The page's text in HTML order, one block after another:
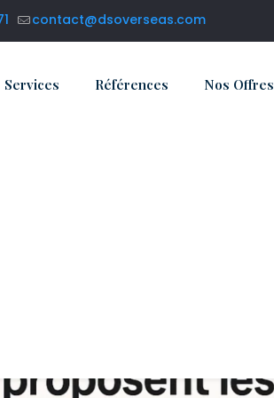
contact@dsoverseas.com
Services Références Nos Offres